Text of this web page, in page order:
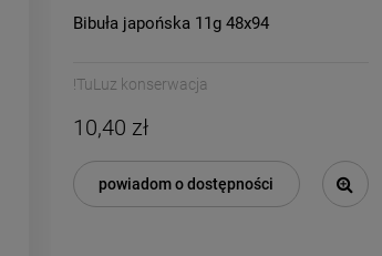
Bibuła japońska 11g 48x94
!TuLuz konserwacja
10,40 zł
powiadom o dostępności